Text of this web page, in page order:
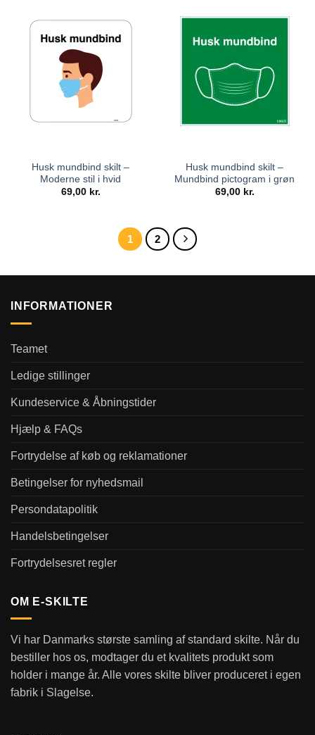
Husk mundbind skilt –
Moderne stil i hvid
69,00 kr.
Husk mundbind skilt –
Mundbind pictogram i grøn
69,00 kr.
1 2
INFORMATIONER
Teamet
Ledige stillinger
Kundeservice & Åbningstider
Hjælp & FAQs
Fortrydelse af køb og reklamationer
Betingelser for nyhedsmail
Persondatapolitik
Handelsbetingelser
Fortrydelsesret regler
OM E-SKILTE
Vi har Danmarks største samling af standard skilte. Når du
bestiller hos os, modtager du et kvalitets produkt som
holder i mange år. Alle vores skilte bliver produceret i egen
fabrik i Slagelse.